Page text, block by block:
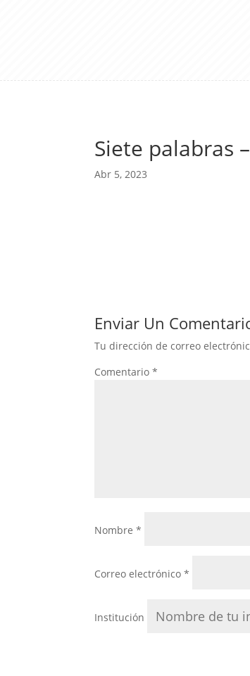
Siete palabras
Abr 5, 2023
Enviar Un
Tu dirección de correo
Comentario*
Nombre*
Correo electrónico*
Institución